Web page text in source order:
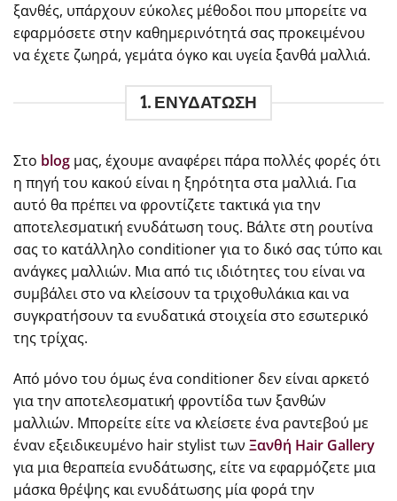
ξανθές, υπάρχουν εύκολες μέθοδοι που μπορείτε να
εφαρμόσετε στην καθημερινότητά σας προκειμένου
να έχετε ζωηρά, γεμάτα όγκο και υγεία ξανθά μαλλιά.
1. ΕΝΥΔΑΤΩΣΗ
Στο blog μας, έχουμε αναφέρει πάρα πολλές φορές ότι
η πηγή του κακού είναι η ξηρότητα στα μαλλιά. Για
αυτό θα πρέπει να φροντίζετε τακτικά για την
αποτελεσματική ενυδάτωση τους. Βάλτε στη ρουτίνα
σας το κατάλληλο conditioner για το δικό σας τύπο και
ανάγκες μαλλιών. Μια από τις ιδιότητες του είναι να
συμβάλει στο να κλείσουν τα τριχοθυλάκια και να
συγκρατήσουν τα ενυδατικά στοιχεία στο εσωτερικό
της τρίχας.
Από μόνο του όμως ένα conditioner δεν είναι αρκετό
για την αποτελεσματική φροντίδα των ξανθών
μαλλιών. Μπορείτε είτε να κλείσετε ένα ραντεβού με
έναν εξειδικευμένο hair stylist των Ξανθή Hair Gallery
για μια θεραπεία ενυδάτωσης, είτε να εφαρμόζετε μια
μάσκα θρέψης και ενυδάτωσης μία φορά την